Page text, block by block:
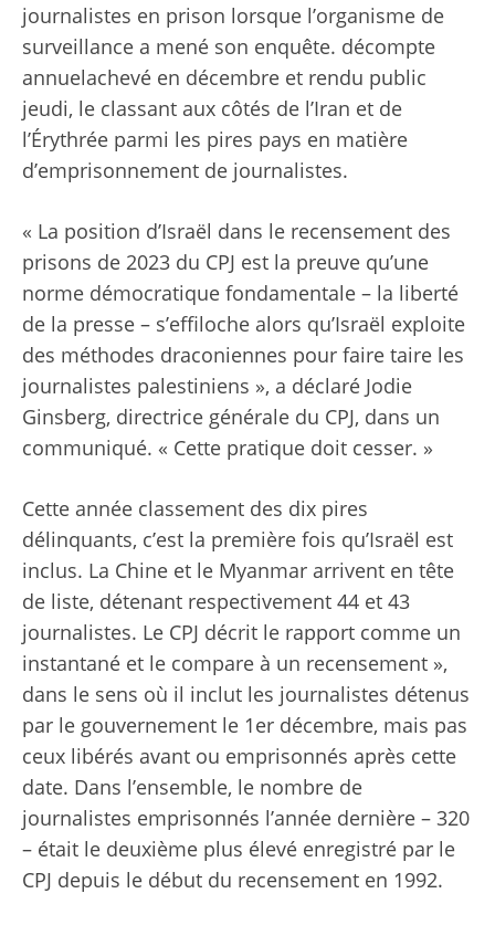
journalistes en prison lorsque l’organisme de
surveillance a mené son enquête. décompte
annuelachevé en décembre et rendu public
jeudi, le classant aux côtés de l’Iran et de
l’Érythrée parmi les pires pays en matière
d’emprisonnement de journalistes.
« La position d’Israël dans le recensement des
prisons de 2023 du CPJ est la preuve qu’une
norme démocratique fondamentale – la liberté
de la presse – s’effiloche alors qu’Israël exploite
des méthodes draconiennes pour faire taire les
journalistes palestiniens », a déclaré Jodie
Ginsberg, directrice générale du CPJ, dans un
communiqué. « Cette pratique doit cesser. »
Cette année classement des dix pires
délinquants, c’est la première fois qu’Israël est
inclus. La Chine et le Myanmar arrivent en tête
de liste, détenant respectivement 44 et 43
journalistes. Le CPJ décrit le rapport comme un
instantané et le compare à un recensement »,
dans le sens où il inclut les journalistes détenus
par le gouvernement le 1er décembre, mais pas
ceux libérés avant ou emprisonnés après cette
date. Dans l’ensemble, le nombre de
journalistes emprisonnés l’année dernière – 320
– était le deuxième plus élevé enregistré par le
CPJ depuis le début du recensement en 1992.